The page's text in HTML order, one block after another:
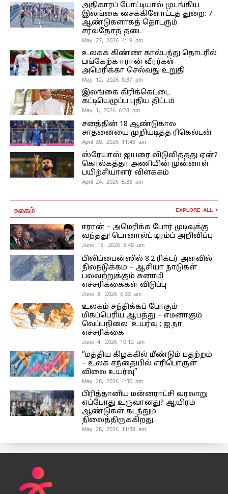
அதிகாரப் போட்டியால் முடங்கிய
இலங்கை சைக்கிளோட்டத் துறை: 7
ஆண்டுகளாகத் தொடரும்
சர்வதேசத் தடை
May 27, 2026 4:19 pm
உலகக் கிண்ண கால்பந்து தொடரில்
பங்கேற்க ஈரான் வீரர்கள்
அமெரிக்கா செல்வது உறுதி
May 12, 2026 8:37 pm
இலங்கை கிரிக்கெட்டை
கட்டியெழுப்ப புதிய திட்டம்
May 1, 2026 6:28 pm
சனத்தின் 18 ஆண்டுகால
சாதனையை முறியடித்த ரிகெல்டன்
April 30, 2026 11:49 am
ஸ்ரேயாஸ் ஐயரை விடுவித்தது ஏன்?
கொல்கத்தா அணியின் முன்னாள்
பயிற்சியாளர் விளக்கம்
April 24, 2026 5:38 pm
உலகம் EXPLORE ALL
ஈரான் – அமெரிக்க போர் முடிவுக்கு
வந்தது! டொனால்ட் டிரம்ப் அறிவிப்பு
June 15, 2026 5:48 am
பிலிப்பைன்ஸில் 8.2 ரிக்டர் அளவில்
நிலநடுக்கம் – ஆசியா நாடுகள்
பலவற்றுக்கும் சுனாமி
எச்சரிக்கைகள் விடுப்பு
June 8, 2026 6:33 am
உலகம் சந்திக்கப் போகும்
மிகப்பெரிய ஆபத்து – எமனாகும்
வெப்பநிலை உயர்வு ; ஐ.நா.
எச்சரிக்கை
June 4, 2026 10:12 am
“மத்திய கிழக்கில் மீண்டும் பதற்றம்
– உலக சந்தையில் எரிபொருள்
விலை உயர்வு”
May 28, 2026 4:30 pm
பிரித்தானிய மன்னராட்சி வரலாறு
எப்போது உருவானது? ஆயிரம்
ஆண்டுகள் கடந்தும்
நிலைத்திருக்கிறது
May 28, 2026 11:38 am